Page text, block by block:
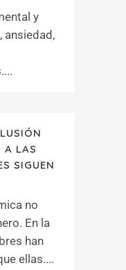
y
ansiedad,
A LAS
SIGUEN
no
En la
han
ellas....